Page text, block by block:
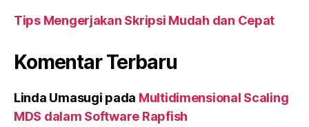
Tips Mengerjakan Skripsi Mudah dan Cepat
Komentar Terbaru
Linda Umasugi pada Multidimensional Scaling
MDS dalam Software Rapfish